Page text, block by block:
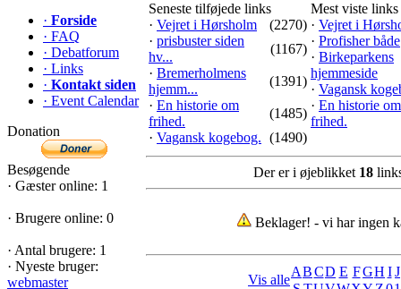
· Forside
· FAQ
· Debatforum
· Links
· Kontakt siden
· Event Calendar
Donation
Besøgende
· Gæster online: 1
· Brugere online: 0
· Antal brugere: 1
· Nyeste bruger:
webmaster
Seneste tilføjede links
· Vejret i Hørsholm
(2270)
· prisbuster siden
hv...
(1167)
· Bremerholmens
hjemm...
(1391)
· En historie om
frihed.
(1485)
· Vagansk kogebog. (1490)
Mest viste links
· Vejret i
· Profisher både
· Birkeparkens
hjemmeside
· Vagansk
· En historie om
frihed.
Der er i øjeblikket 18
Beklager! - vi har ingen
Vis alle
ABCD E FGH I J